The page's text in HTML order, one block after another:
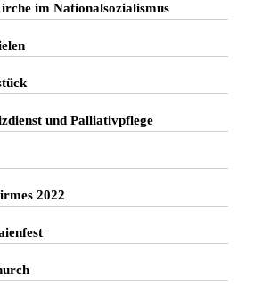
im Nationalsozialismus
und Palliativpflege
2022